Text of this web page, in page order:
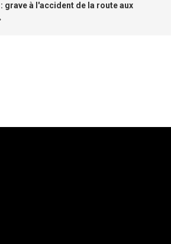
grave à l'accident de la route aux